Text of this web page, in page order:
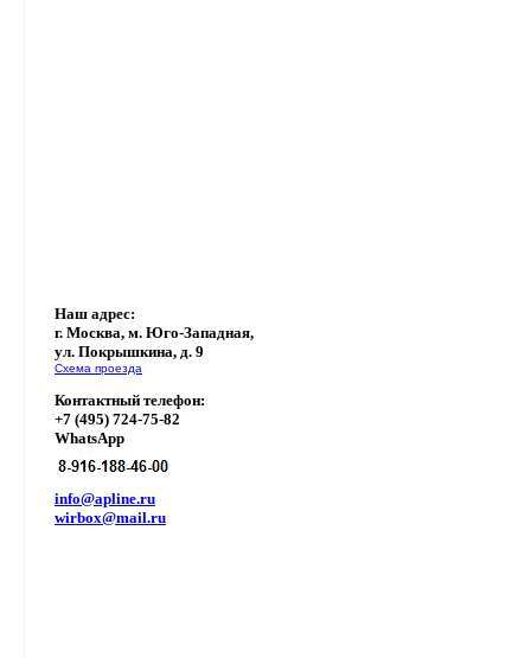
Наш адрес:
г. Москва, м. Юго-Западная,
ул. Покрышкина, д. 9
Схема проезда
Контактный телефон:
+7 (495) 724-75-82
WhatsApp
info@apline.ru
wirbox@mail.ru